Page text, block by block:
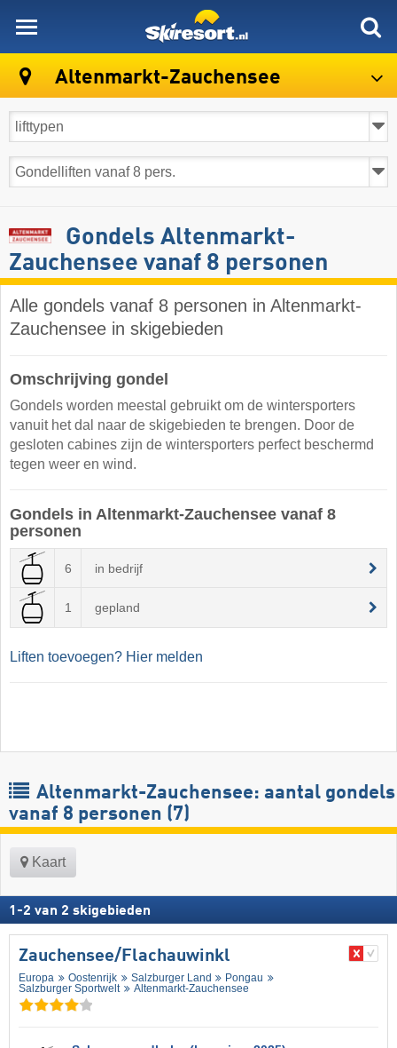
Altenmarkt-Zauchensee
Gondels Altenmarkt-
Zauchensee vanaf 8 personen
Alle gondels vanaf 8 personen in Altenmarkt-
Zauchensee in skigebieden
Omschrijving gondel
Gondels worden meestal gebruikt om de wintersporters
vanuit het dal naar de skigebieden te brengen. Door de
gesloten cabines zijn de wintersporters perfect beschermd
tegen weer en wind.
Gondels in Altenmarkt-Zauchensee vanaf 8
personen
6 in bedrijf
1 gepland
Liften toevoegen? Hier melden
Altenmarkt-Zauchensee: aantal gondels
vanaf 8 personen (7)
Kaart
1 -2 van 2 skigebieden
Zauchensee/​Flachauwinkl
Europa Oostenrijk Salzburger Land
Pongau
Salzburger Sportwelt
Altenmarkt-Zauchensee